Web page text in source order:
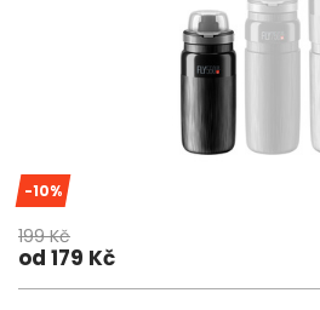
-10%
199 Kč
od 179 Kč